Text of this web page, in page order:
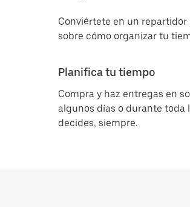
Conviértete en un
sobre cómo organizar tu
Planifica tu tiempo
Compra y haz entregas en
algunos días o durante toda
decides, siempre.